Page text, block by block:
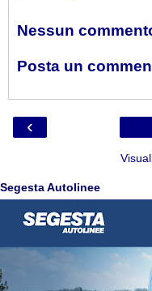
Nessun
Posta un
‹
Segesta Autolinee